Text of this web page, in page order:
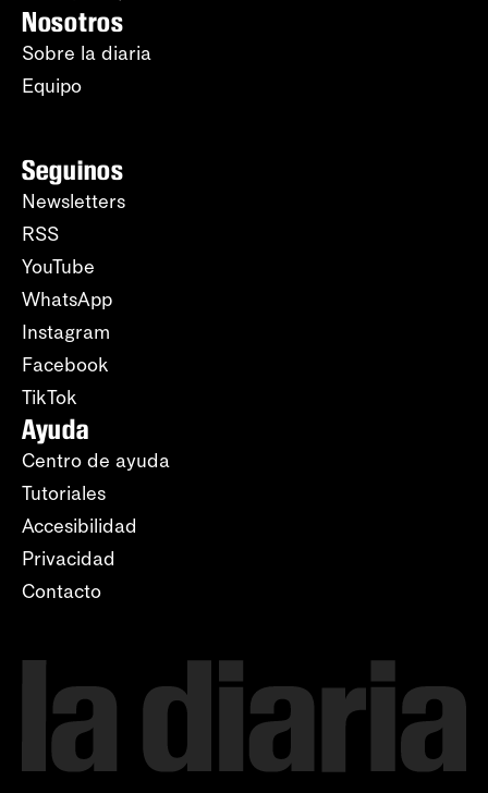
Nosotros
Sobre la diaria
Equipo
Seguinos
Newsletters
RSS
YouTube
WhatsApp
Instagram
Facebook
TikTok
Ayuda
Centro de ayuda
Tutoriales
Accesibilidad
Privacidad
Contacto